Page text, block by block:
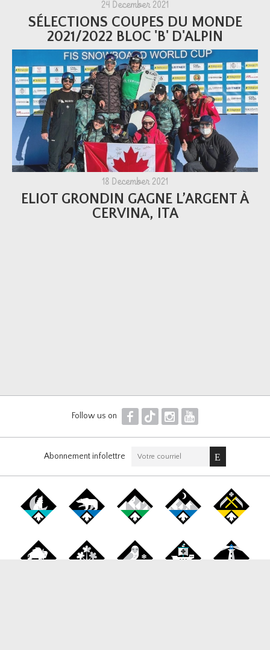
24 December 2021
SÉLECTIONS COUPES DU MONDE
2021/2022 BLOC 'B' D'ALPIN
18 December 2021
ELIOT GRONDIN GAGNE L’ARGENT À
CERVINA, ITA
Follow us on F T I Y
Abonnement infolettre